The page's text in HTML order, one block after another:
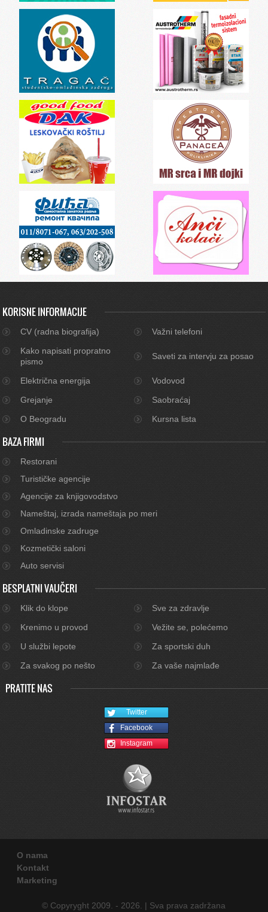
KORISNE INFORMACIJE
CV (radna biografija)
Važni telefoni
Kako napisati propratno
pismo
Saveti za intervju za posao
Električna energija
Vodovod
Grejanje
Saobraćaj
O Beogradu
Kursna lista
BAZA FIRMI
Restorani
Turističke agencije
Agencije za knjigovodstvo
Nameštaj, izrada nameštaja po meri
Omladinske zadruge
Kozmetički saloni
Auto servisi
BESPLATNI VAUČERI
Klik do klope
Sve za zdravlje
Krenimo u provod
Vežite se, polećemo
U službi lepote
Za sportski duh
Za svakog po nešto
Za vaše najmlađe
PRATITE NAS
Twitter
Facebook
Instagram
O nama
Kontakt
Marketing
© Copyryght 2009. - 2026. | Sva prava zadržana